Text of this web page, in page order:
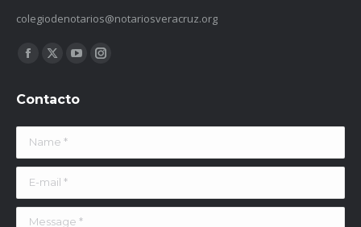
colegiodenotarios@notariosveracruz.org
Find us on:
Facebook
opens
in
new
window
X
opens
in
new
window
YouTube
opens
in
window
Instagram
in
window
Contacto
Name *
E-mail *
Message *